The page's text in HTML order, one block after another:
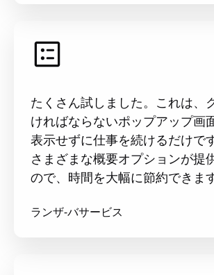
たくさん試しました。これは、
ければならないポップアップ画
表示せずに仕事を続けるだけで
さまざまな概要オプションが提
ので、時間を大幅に節約できます
ランザ-バサービス